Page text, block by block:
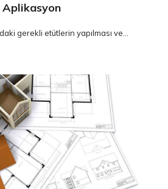
Aplikasyon
gerekli etütlerin yapılması ve...